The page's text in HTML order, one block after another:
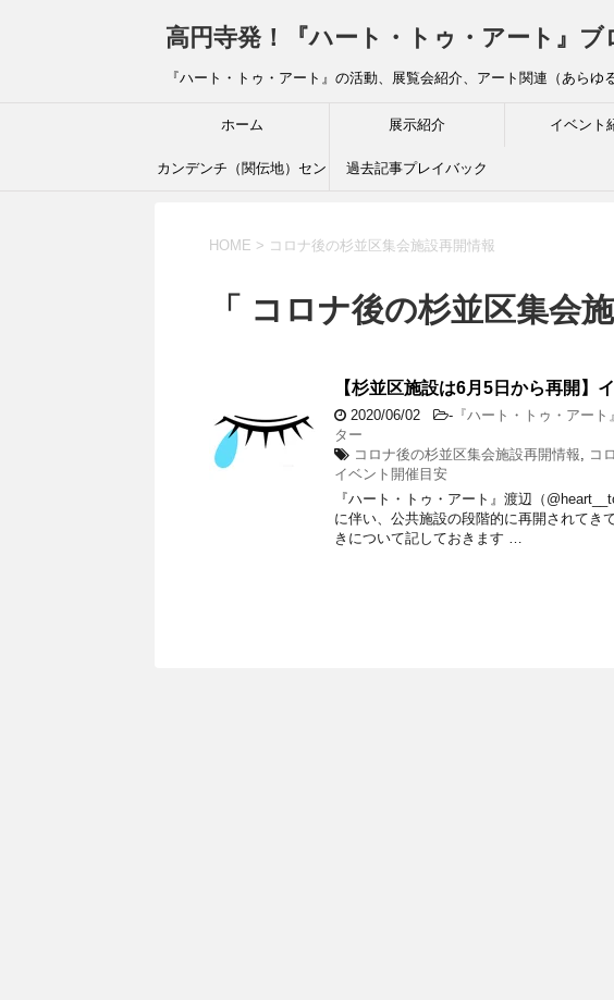
高円寺発！『ハート・トゥ・アート』
『ハート・トゥ・アート』の活動、展覧会紹介、アート関連（あらゆ
ホーム 展示紹介 イベント
カンデンチ（関伝地）セン 過去記事プレイバック
HOME > コロナ後の杉並区集会施設再開情報
「 コロナ後の杉並区集会
【杉並区施設は6月5日から再開
2020/06/02 - 『ハート・トゥ・アート
ター
コロナ後の杉並区集会施設再開情報, コ
イベント開催目安
『ハート・トゥ・アート』渡辺（
に伴い、公共施設の段階的に再開されてき
きについて記しておきます …